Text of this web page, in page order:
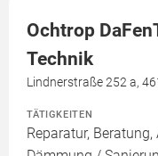
Ochtrop
Technik
Lindnerstraße 252 a,
TÄTIGKEITEN
Reparatur,